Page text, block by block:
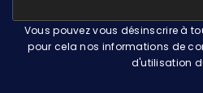
Vous pouvez vous désinscrire à
pour cela nos informations de
d'utilisation